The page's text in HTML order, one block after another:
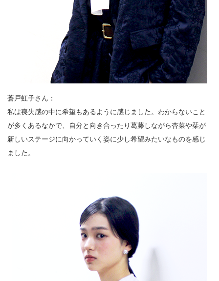
蒼戸虹子さん：
私は喪失感の中に希望もあるように感じました。わからないこと
が多くあるなかで、自分と向き合ったり葛藤しながら杏菜や栞が
新しいステージに向かっていく姿に少し希望みたいなものを感じ
ました。